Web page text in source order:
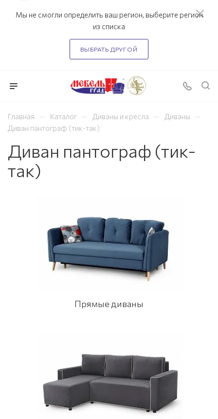
Мы не смогли определить ваш регион, выберите регион
из списка
ВЫБРАТЬ ДРУГОЙ
Главная — Каталог — Диваны и кресла — Диваны —
Диван пантограф (тик-так)
Диван пантограф (тик-
так)
Прямые диваны